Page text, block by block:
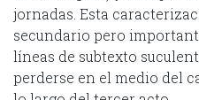
jornadas. Esta
secundario pero
líneas de subtexto
perderse en el medio del